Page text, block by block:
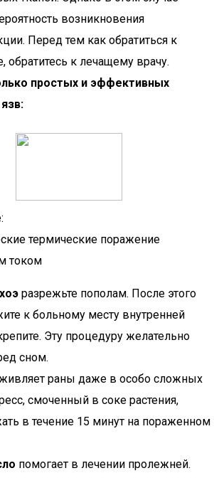
возникновения
Перед тем как обратиться к
обратитесь к лечащему врачу.
простых и эффективных
термические поражение
током
разрежьте пополам. После этого
к больному месту внутренней
Эту процедуру желательно
сном.
раны даже в особо сложных
смоченный в соке растения,
в течение 15 минут на пораженном
помогает в лечении пролежней.